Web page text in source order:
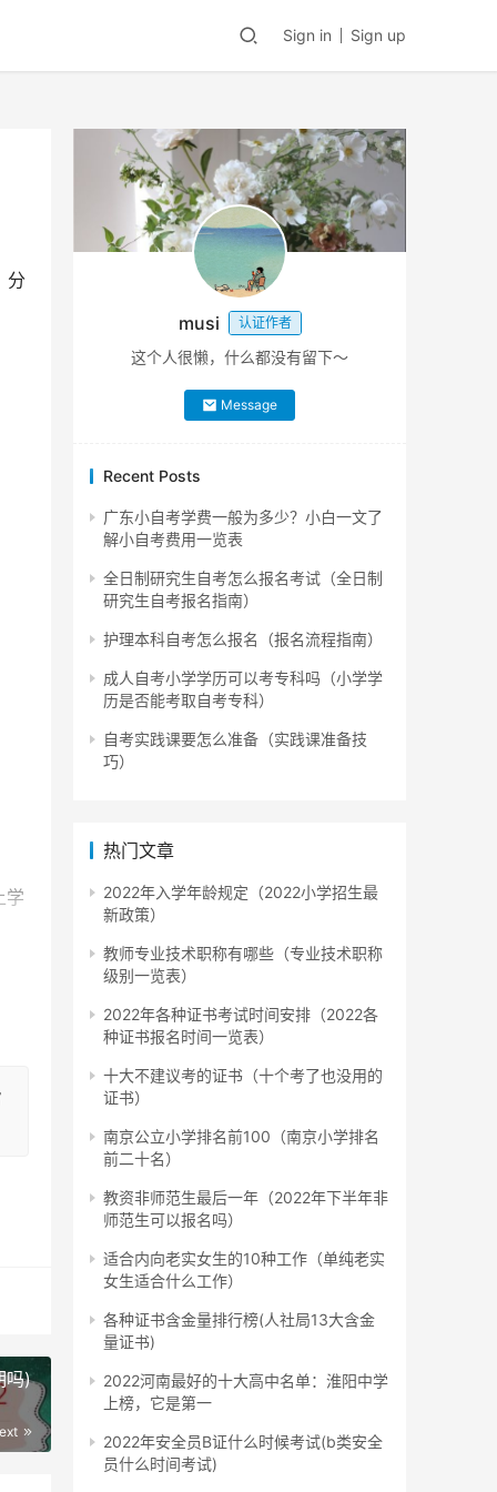
Sign in Sign up
分
学
法
吗)
musi 认证作者
这个人很懒，什么都没有留下～
Message
Recent Posts
广东小自考学费一般为多少？小白一文了
解小自考费用一览表
全日制研究生自考怎么报名考试（全日制
研究生自考报名指南）
护理本科自考怎么报名（报名流程指南）
成人自考小学学历可以考专科吗（小学学
历是否能考取自考专科）
自考实践课要怎么准备（实践课准备技
巧）
热门文章
2022年入学年龄规定（2022小学招生最
新政策）
教师专业技术职称有哪些（专业技术职称
级别一览表）
2022年各种证书考试时间安排（2022各
种证书报名时间一览表）
十大不建议考的证书（十个考了也没用的
证书）
南京公立小学排名前100（南京小学排名
前二十名）
教资非师范生最后一年（2022年下半年非
师范生可以报名吗）
适合内向老实女生的10种工作（单纯老实
女生适合什么工作）
各种证书含金量排行榜(人社局13大含金
量证书)
2022河南最好的十大高中名单：淮阳中学
上榜，它是第一
2022年安全员B证什么时候考试(b类安全
员什么时间考试)